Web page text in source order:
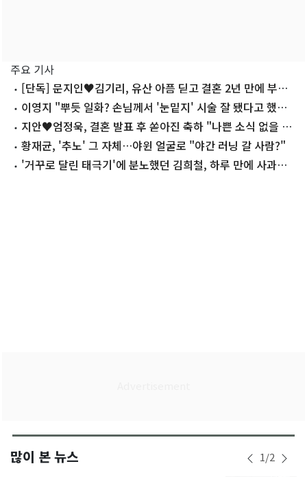
주요 기사
[단독] 문지인♥김기리, 유산 아픔 딛고 결혼 2년 만에 부모
됐다…7일 득남
이영지 "뿌듯 일화? 손님께서 '눈밑지' 시술 잘 됐다고 했을
때"지안♥엄정욱, 결혼 발표 후 쏟아진 축하 "나쁜 소식 없을 예
정"황재균, '추노' 그 자체…야윈 얼굴로 "야간 러닝 갈 사람?"
'거꾸로 달린 태극기'에 분노했던 김희철, 하루 만에 사과…
많이 본 뉴스 1/2